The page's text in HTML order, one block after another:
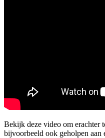
Bekijk deze video om erachter
bijvoorbeeld ook geholpen aan